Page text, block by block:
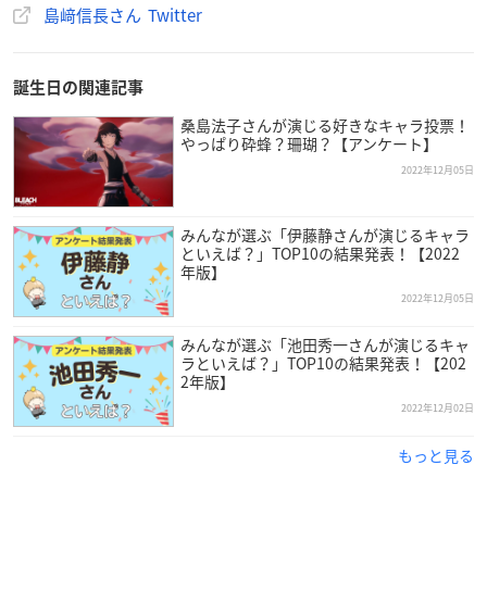
（引用：「青二プロダクション」
島﨑信長さんは宮城県出身で、現在青二プロダクションに所
属。
「新機動戦記ガンダムW」の主人公ヒイロ・ユイを演じた緑川
光さんがきっかけで声優という職業を意識するようになり、オ
島﨑信長さん Twitter
誕生日の関連記事
桑島法子さんが演じる好きなキャラ投票！
やっぱり砕蜂？珊瑚？【アンケート】
2022年12月05日
みんなが選ぶ「伊藤静さんが演じるキャラ
といえば？」TOP10の結果発表！【2022
年版】
2022年12月05日
みんなが選ぶ「池田秀一さんが演じるキャ
ラといえば？」TOP10の結果発表！【202
2年版】
2022年12月02日
もっと見る